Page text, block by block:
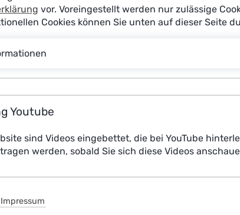
vor. Voreingestellt werden nur zulässige
Cookies können Sie unten auf dieser Seite
Youtube
sind Videos eingebettet, die bei YouTube
werden, sobald Sie sich diese Videos
Impressum